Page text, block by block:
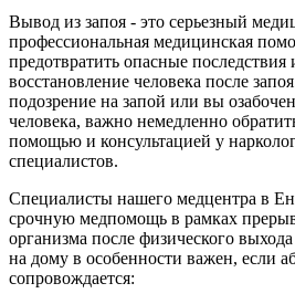
Вывод из запоя - это серьезный
профессиональная медицинская
предотвратить опасные последствия
восстановление человека после
подозрение на запой или вы
человека, важно немедленно
помощью и консультацией у
специалистов.
Специалисты нашего медцентра в
срочную медпомощь в рамках
организма после физического
на дому в особенности важен, если
сопровождается: